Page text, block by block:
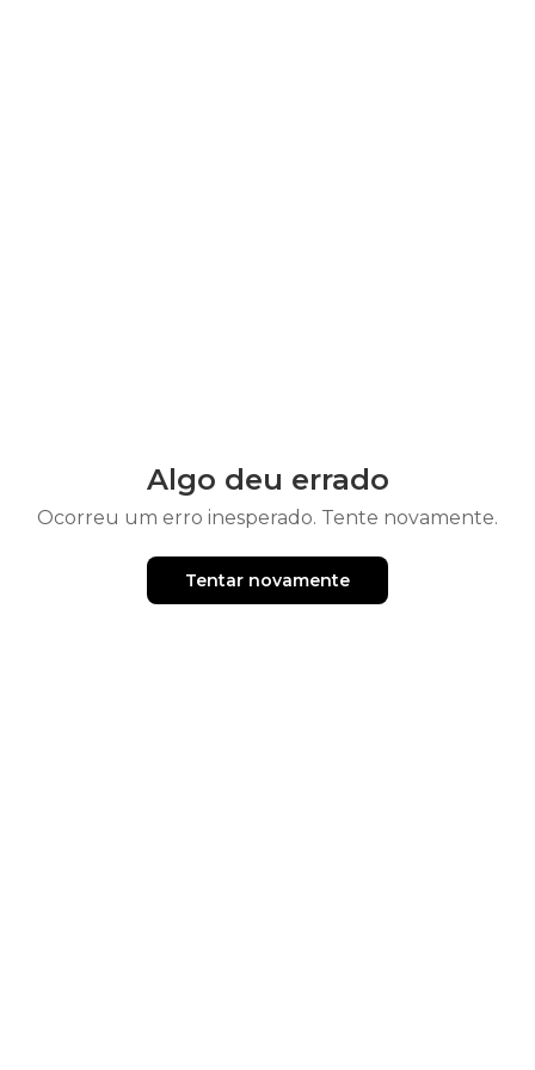
Algo deu errado
Ocorreu um erro inesperado. Tente novamente.
Tentar novamente